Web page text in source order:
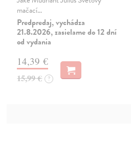
mačací…
Predpredaj, vychádza
21.8.2026, zasielame do 12 dní
od vydania
14,39 €
15,99 € ?